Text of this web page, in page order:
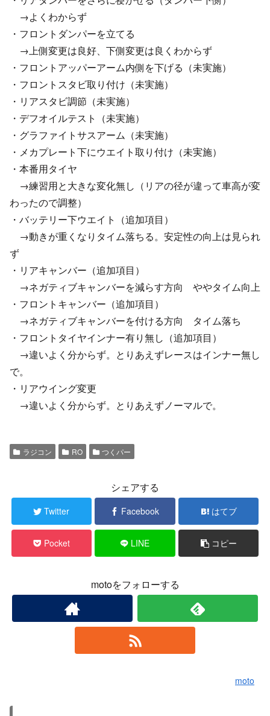
→よくわからず
・フロントダンパーを立てる
→上側変更は良好、下側変更は良くわからず
・フロントアッパーアーム内側を下げる（未実施）
・フロントスタビ取り付け（未実施）
・リアスタビ調節（未実施）
・デフオイルテスト（未実施）
・グラファイトサスアーム（未実施）
・メカプレート下にウエイト取り付け（未実施）
・本番用タイヤ
→練習用と大きな変化無し（リアの径が違って車高が変
わったので調整）
・バッテリー下ウエイト（追加項目）
→動きが重くなりタイム落ちる。安定性の向上は見られ
ず
・リアキャンバー（追加項目）
→ネガティブキャンバーを減らす方向 ややタイム向上
・フロントキャンバー（追加項目）
→ネガティブキャンバーを付ける方向 タイム落ち
・フロントタイヤインナー有り無し（追加項目）
→違いよく分からず。とりあえずレースはインナー無し
で。
・リアウイング変更
→違いよく分からず。とりあえずノーマルで。
ラジコン RO つくパー
シェアする
Twitter Facebook はてブ
Pocket LINE コピー
motoをフォローする
moto